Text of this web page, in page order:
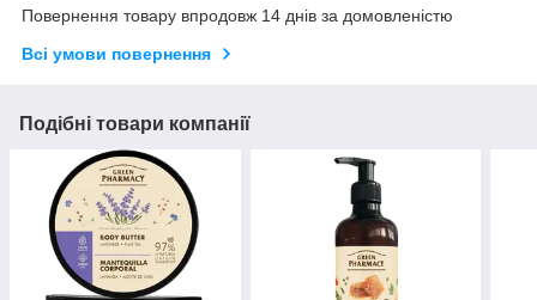
Повернення товару впродовж 14 днів за домовленістю
Всі умови повернення
Подібні товари компанії